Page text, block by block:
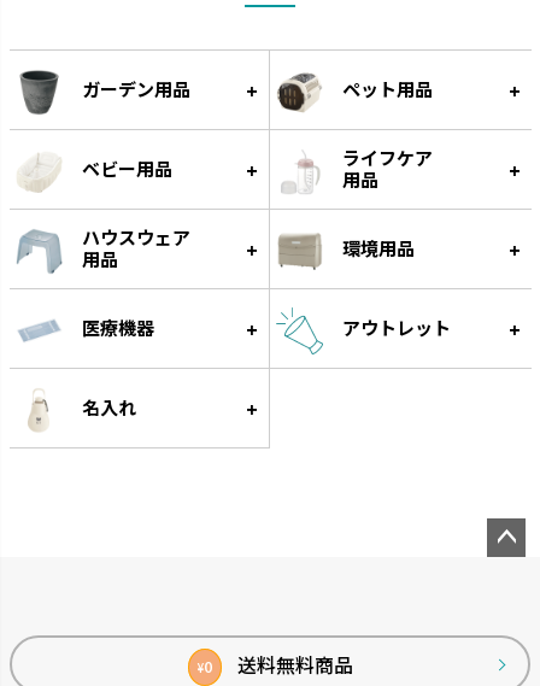
受皿に貯水する底面給水タイプ
手作り感のある暖かな風合いで
スラック ジョーロ
大容量なのにスリムなじょうろ
です。
グレース
ガーデン用品 ペット用品
ベビー用品
ライフケア
用品
ハウスウェア
用品
環境用品
医療機器 アウトレット
名入れ
¥0 送料無料商品
ップ
へ